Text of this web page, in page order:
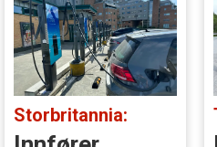
Storbritannia: